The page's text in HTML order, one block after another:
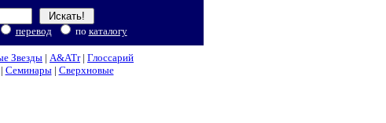
перевод по каталогу
Звезды | A&ATr| Глоссарий
Семинары| Сверхновые